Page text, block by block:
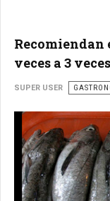
Recomiendan
veces a 3
SUPER USER